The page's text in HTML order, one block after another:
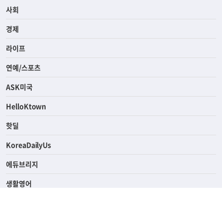
사회
경제
라이프
연예/스포츠
ASK미국
HelloKtown
핫딜
KoreaDailyUs
에듀브리지
생활영어